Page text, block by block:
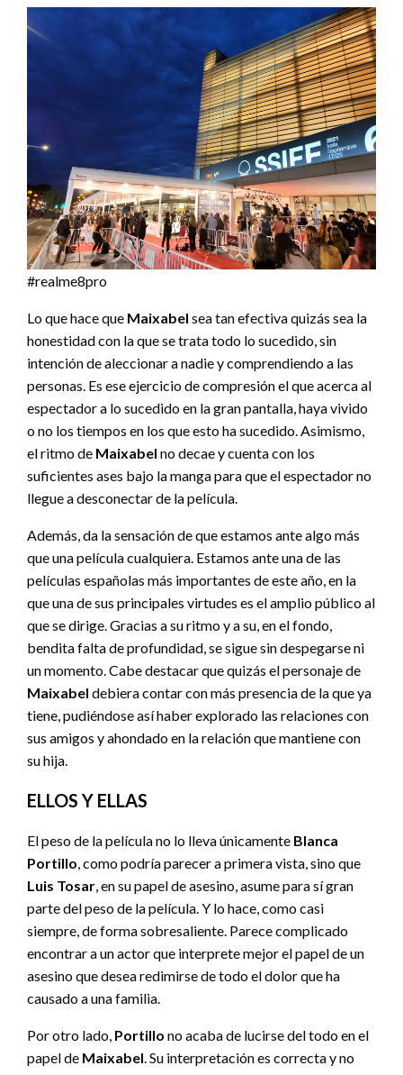
#realme8pro
Lo que hace que Maixabel sea tan efectiva quizás sea la
honestidad con la que se trata todo lo sucedido, sin
intención de aleccionar a nadie y comprendiendo a las
personas. Es ese ejercicio de compresión el que acerca al
espectador a lo sucedido en la gran pantalla, haya vivido
o no los tiempos en los que esto ha sucedido. Asimismo,
el ritmo de Maixabel no decae y cuenta con los
suficientes ases bajo la manga para que el espectador no
llegue a desconectar de la película.
Además, da la sensación de que estamos ante algo más
que una película cualquiera. Estamos ante una de las
películas españolas más importantes de este año, en la
que una de sus principales virtudes es el amplio público al
que se dirige. Gracias a su ritmo y a su, en el fondo,
bendita falta de profundidad, se sigue sin despegarse ni
un momento. Cabe destacar que quizás el personaje de
Maixabel debiera contar con más presencia de la que ya
tiene, pudiéndose así haber explorado las relaciones con
sus amigos y ahondado en la relación que mantiene con
su hija.
ELLOS Y ELLAS
El peso de la película no lo lleva únicamente Blanca
Portillo, como podría parecer a primera vista, sino que
Luis Tosar, en su papel de asesino, asume para sí gran
parte del peso de la película. Y lo hace, como casi
siempre, de forma sobresaliente. Parece complicado
encontrar a un actor que interprete mejor el papel de un
asesino que desea redimirse de todo el dolor que ha
causado a una familia.
Por otro lado, Portillo no acaba de lucirse del todo en el
papel de Maixabel. Su interpretación es correcta y no